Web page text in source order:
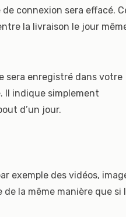
connexion sera effacé.
la livraison le jour
sera enregistré dans votre
Il indique simplement
d’un jour.
exemple des vidéos,
la même manière que si